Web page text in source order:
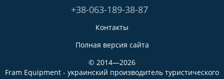
+38-063-189-38-87
Контакты
Полная версия сайта
© 2014—2026
Fram Equipment - украинский производитель туристического